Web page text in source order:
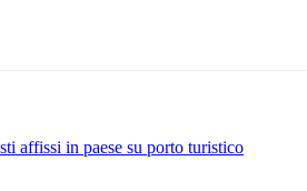
affissi in paese su porto turistico